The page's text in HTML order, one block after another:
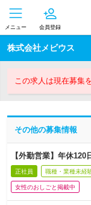
メニュー 会員登録
株式会社メビウス
この求人は現在募集
その他の募集情報
【外勤営業】年休
正社員 職種・業種未経
女性のおしごと掲載中